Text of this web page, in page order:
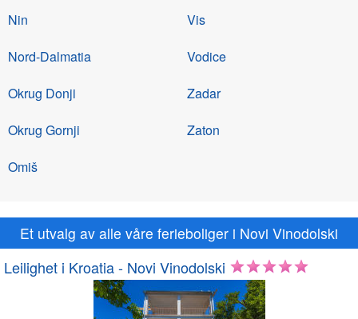
Nin
Nord-Dalmatia
Okrug Donji
Okrug Gornji
Omiš
Vis
Vodice
Zadar
Zaton
Et utvalg av alle våre ferieboliger i Novi Vinodolski
Leilighet i Kroatia - Novi Vinodolski